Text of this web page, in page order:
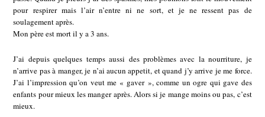
pour respirer mais l’air n’entre ni ne sort, et je ne ressent pas de
soulagement après.
Mon père est mort il y a 3 ans.
J’ai depuis quelques temps aussi des problèmes avec la nourriture, je
n’arrive pas à manger, je n’ai aucun appetit, et quand j’y arrive je me force.
J’ai l’impression qu’on veut me « gaver », comme un ogre qui gave des
enfants pour mieux les manger après. Alors si je mange moins ou pas, c’est
mieux.